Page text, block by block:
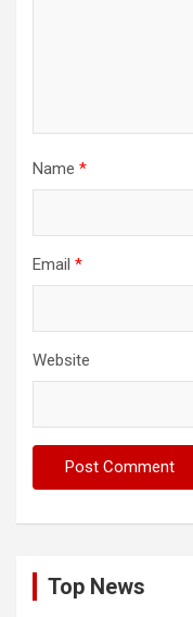
Name *
Email *
Website
Top News